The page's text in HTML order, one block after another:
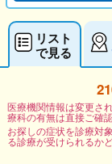
リスト
で見る
医療機関情報は変更さ
療科の有無は直接ご確
お探しの症状を診療対
る診療が受けられるか